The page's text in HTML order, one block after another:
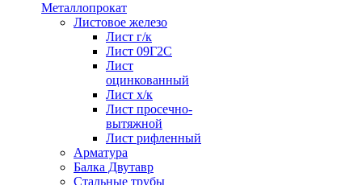
Металлопрокат
Листовое железо
Лист г/к
Лист 09Г2С
Лист
оцинкованный
Лист х/к
Лист просечно-
вытяжной
Лист рифленный
Арматура
Балка Двутавр
Стальные трубы